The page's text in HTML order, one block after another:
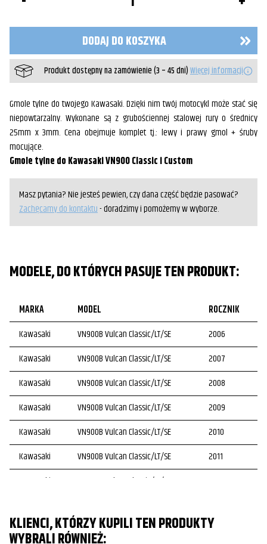
VN900
DODAJ DO KOSZYKA
Produkt dostępny na zamówienie (3 – 45 dni)Więcej informacji
Gmole tylne do twojego Kawasaki. Dzięki nim twój motocykl może stać się
niepowtarzalny. Wykonane są z grubościennej stalowej rury o średnicy
25mm x 3mm. Cena obejmuje komplet tj.: lewy i prawy gmol + śruby
mocujące.
Gmole tylne do Kawasaki VN900 Classic i Custom
Masz pytania? Nie jesteś pewien, czy dana część będzie pasować?
Zachęcamy do kontaktu- doradzimy i pomożemy w wyborze.
MODELE, DO KTÓRYCH PASUJE TEN PRODUKT:
MARKA MODEL
ROCZNIK
Kawasaki
VN900B Vulcan Classic/LT/SE
2006
Kawasaki
VN900B Vulcan Classic/LT/SE
2007
Kawasaki
VN900B Vulcan Classic/LT/SE
2008
Kawasaki
VN900B Vulcan Classic/LT/SE
2009
Kawasaki
VN900B Vulcan Classic/LT/SE
2010
Kawasaki
VN900B Vulcan Classic/LT/SE
2011
Kawasaki
VN900B Vulcan Classic/LT/SE
Kawasaki
VN900B Vulcan Classic/LT/SE
2014
KLIENCI, KTÓRZY KUPILI TEN PRODUKTY
WYBRALI RÓWNIEŻ: